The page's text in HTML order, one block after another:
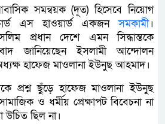
সমন্বয়ক (দূত) হিসেবে নিয়োগ
এস হাওয়ার্ড একজনসমকামী।
প্রধান দেশে এমন সিদ্ধান্তকে
জানিয়েছেন ইসলামী আন্দোলন
হাফেজ মাওলানা ইউনুছ আহমাদ।
প্রশ্ন ছুঁড়ে হাফেজ মাওলানা ইউনুছ
ও ধর্মীয় প্রেক্ষাপট বিবেচনা না
উচিত ছিল না।